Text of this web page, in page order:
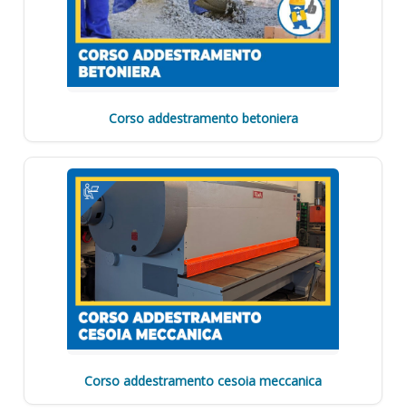
Corso addestramento betoniera
Corso addestramento cesoia meccanica